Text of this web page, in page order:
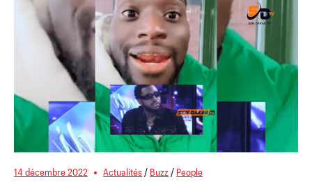
14 décembre 2022 Actualités / Buzz / People